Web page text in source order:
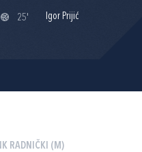
25' Igor Prijić
RADNIČKI (M)